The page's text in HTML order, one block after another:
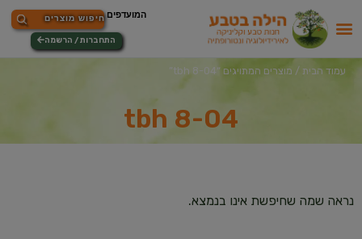
התחברות / הרשמה
עמוד הבית / מוצרים המתויגים “tbh 8-04”
tbh 8-04
נראה שמה שחיפשת אינו בנמצא.